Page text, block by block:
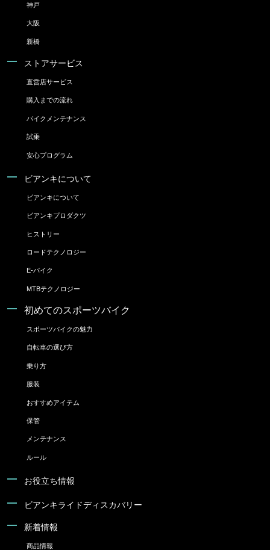
神戸
大阪
新橋
ストアサービス
直営店サービス
購入までの流れ
バイクメンテナンス
試乗
安心プログラム
ビアンキについて
ビアンキについて
ビアンキプロダクツ
ヒストリー
ロードテクノロジー
E-バイク
MTBテクノロジー
初めてのスポーツバイク
スポーツバイクの魅力
自転車の選び方
乗り方
服装
おすすめアイテム
保管
メンテナンス
ルール
お役立ち情報
ビアンキライドディスカバリー
新着情報
商品情報